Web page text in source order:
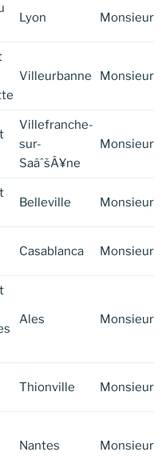
Lyon Monsieur
Villeurbanne Monsieur
Villefranche-
sur-
SaâˆšÂ¥ne
Monsieur
Belleville Monsieur
Casablanca Monsieur
Ales Monsieur
Thionville Monsieur
Nantes Monsieur